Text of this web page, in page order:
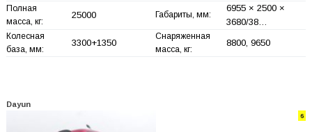
Полная
масса, кг:
25000 Габариты, мм:
6955 × 2500 ×
3680/38…
Колесная
база, мм:
3300+1350
Снаряженная
масса, кг:
8800, 9650
Dayun
6